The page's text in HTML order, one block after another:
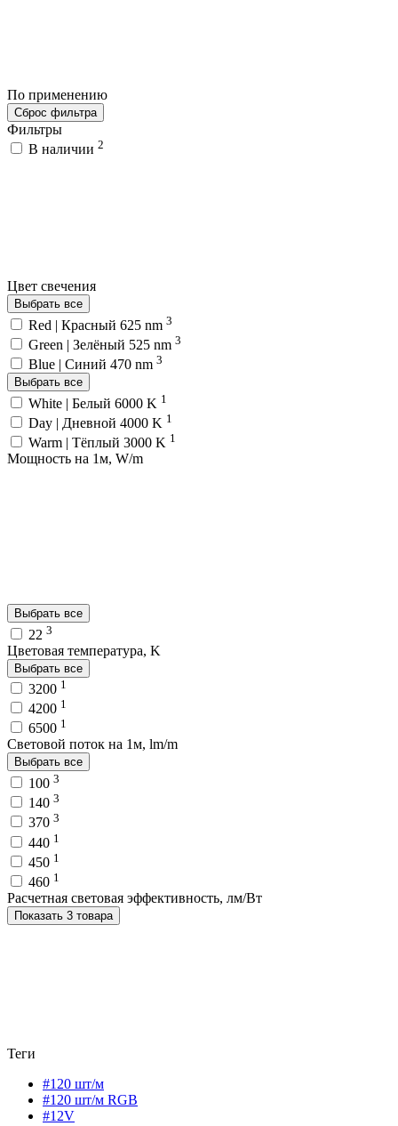
По применению
Сброс фильтра
Фильтры
В наличии 2
Цвет свечения
Выбрать все
Red | Красный 625 nm 3
Green | Зелёный 525 nm 3
Blue | Синий 470 nm 3
Выбрать все
White | Белый 6000 K 1
Day | Дневной 4000 K 1
Warm | Тёплый 3000 K 1
Мощность на 1м, W/m
Выбрать все
22 3
Цветовая температура, K
Выбрать все
3200 1
4200 1
6500 1
Световой поток на 1м, lm/m
Выбрать все
100 3
140 3
370 3
440 1
450 1
460 1
Расчетная световая эффективность, лм/Вт
Показать 3 товара
Теги
#120 шт/м
#120 шт/м RGB
#12V